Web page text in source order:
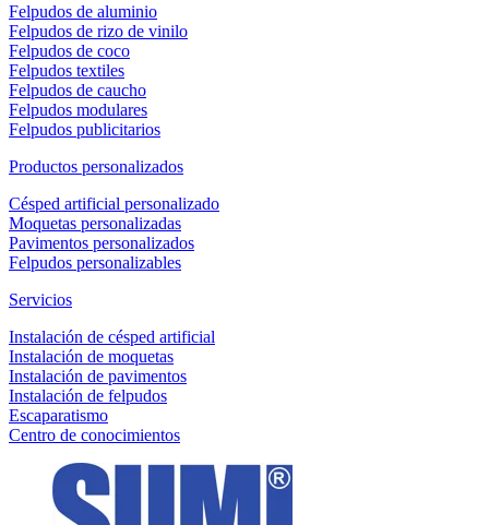
Felpudos de aluminio
Felpudos de rizo de vinilo
Felpudos de coco
Felpudos textiles
Felpudos de caucho
Felpudos modulares
Felpudos publicitarios
Productos personalizados
Césped artificial personalizado
Moquetas personalizadas
Pavimentos personalizados
Felpudos personalizables
Servicios
Instalación de césped artificial
Instalación de moquetas
Instalación de pavimentos
Instalación de felpudos
Escaparatismo
Centro de conocimientos